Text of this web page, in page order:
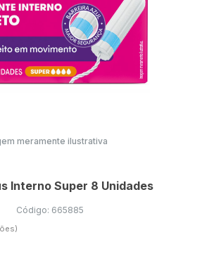
meramente ilustrativa
Interno Super 8 Unidades
Código: 665885